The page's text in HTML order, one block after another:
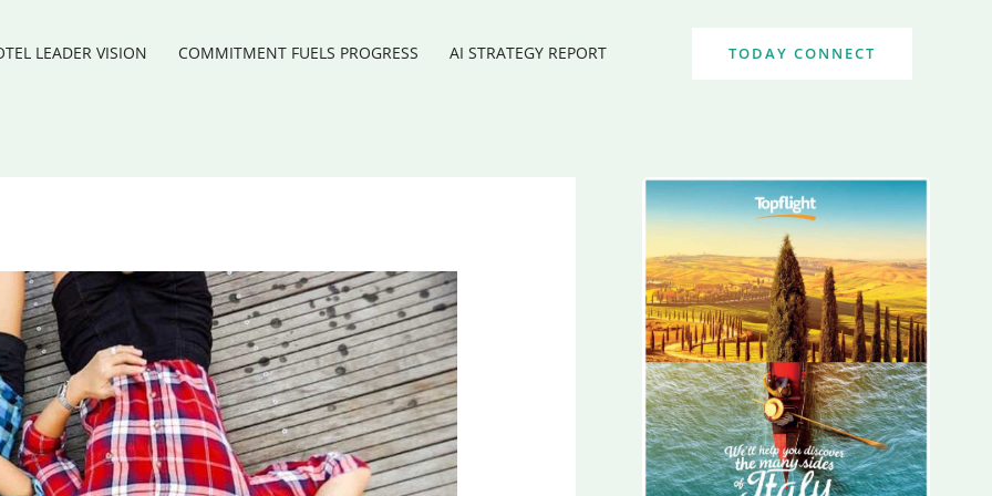
LEADER VISION COMMITMENT FUELS PROGRESS AI STRATEGY REPORT TODAY CONNECT